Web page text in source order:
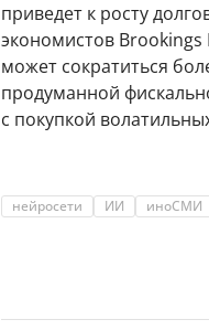
приведет к росту
экономистов
может сократиться
продуманной
с покупкой
нейросети ИИ иноСМИ